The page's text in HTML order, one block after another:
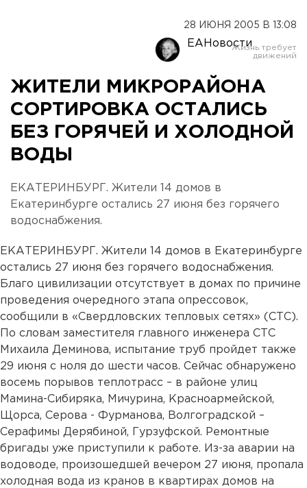
28 ИЮНЯ 2005 В 13:08
ЕАНовости
ЖИТЕЛИ МИКРОРАЙОНА
СОРТИРОВКА ОСТАЛИСЬ
БЕЗ ГОРЯЧЕЙ И ХОЛОДНОЙ
ВОДЫ
ЕКАТЕРИНБУРГ. Жители 14 домов в
Екатеринбурге остались 27 июня без горячего
водоснабжения.
ЕКАТЕРИНБУРГ. Жители 14 домов в Екатеринбурге
остались 27 июня без горячего водоснабжения.
Благо цивилизации отсутствует в домах по причине
проведения очередного этапа опрессовок,
сообщили в «Свердловских тепловых сетях» (СТС).
По словам заместителя главного инженера СТС
Михаила Деминова, испытание труб пройдет также
29 июня с ноля до шести часов. Сейчас обнаружено
восемь порывов теплотрасс – в районе улиц
Мамина-Сибиряка, Мичурина, Красноармейской,
Щорса, Серова - Фурманова, Волгоградской –
Серафимы Дерябиной, Гурзуфской. Ремонтные
бригады уже приступили к работе. Из-за аварии на
водоводе, произошедшей вечером 27 июня, пропала
холодная вода из кранов в квартирах домов на